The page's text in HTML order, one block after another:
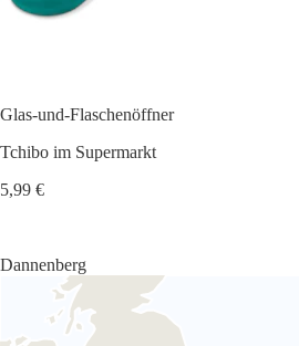
Glas-und-Flaschenöffner
Tchibo im Supermarkt
5,99 €
Dannenberg